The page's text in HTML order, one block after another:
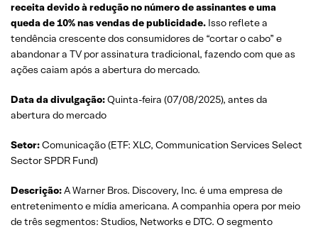
receita devido à redução no número de assinantes e uma
queda de 10% nas vendas de publicidade. Isso reflete a
tendência crescente dos consumidores de “cortar o cabo” e
abandonar a TV por assinatura tradicional, fazendo com que as
ações caiam após a abertura do mercado.
Data da divulgação:Quinta-feira (07/08/2025), antes da
abertura do mercado
Setor:Comunicação (ETF: XLC, Communication Services Select
Sector SPDR Fund)
Descrição:A Warner Bros. Discovery, Inc. é uma empresa de
entretenimento e mídia americana. A companhia opera por meio
de três segmentos: Studios, Networks e DTC. O segmento